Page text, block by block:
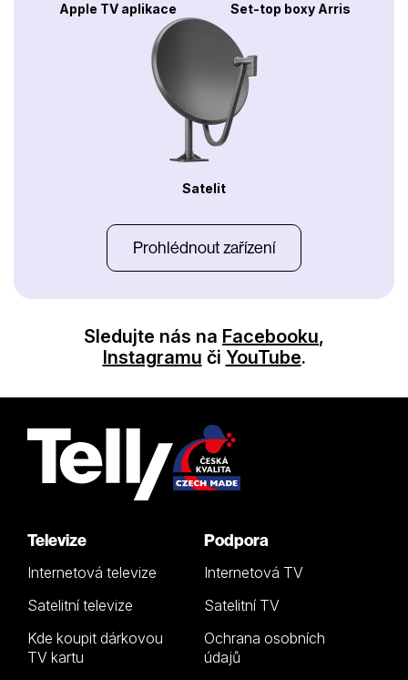
Apple TV aplikace Set-top boxy Arris
Satelit
Prohlédnout zařízení
Sledujte nás na Facebooku,
Instagramu či YouTube.
Televize
Internetová televize
Satelitní televize
Kde koupit dárkovou
TV kartu
Podpora
Internetová TV
Satelitní TV
Ochrana osobních
údajů